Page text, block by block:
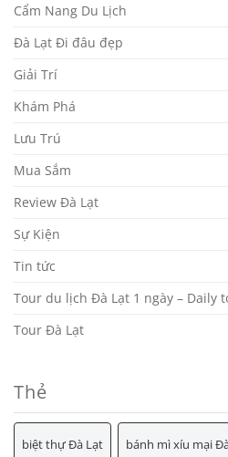
Cẩm Nang Du Lịch
Đà Lạt Đi đâu đẹp
Giải Trí
Khám Phá
Lưu Trú
Mua Sắm
Review Đà Lạt
Sự Kiện
Tin tức
Tour du lịch Đà Lạt 1 ngày – Daily
Tour Đà Lạt
Thẻ
biệt thự Đà Lạt bánh mì xíu mại